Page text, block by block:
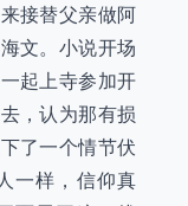
接替父亲做阿
文。小说开场
起上寺参加开
，认为那有损
了一个情节伏
一样，信仰真